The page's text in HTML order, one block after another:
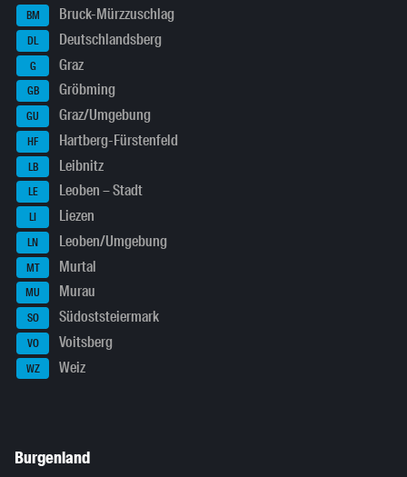
BM Bruck-Mürzzuschlag
DL Deutschlandsberg
G Graz
GB Gröbming
GU Graz/Umgebung
HF Hartberg-Fürstenfeld
LB Leibnitz
LE Leoben – Stadt
LI Liezen
LN Leoben/Umgebung
MT Murtal
MU Murau
SO Südoststeiermark
VO Voitsberg
WZ Weiz
Burgenland